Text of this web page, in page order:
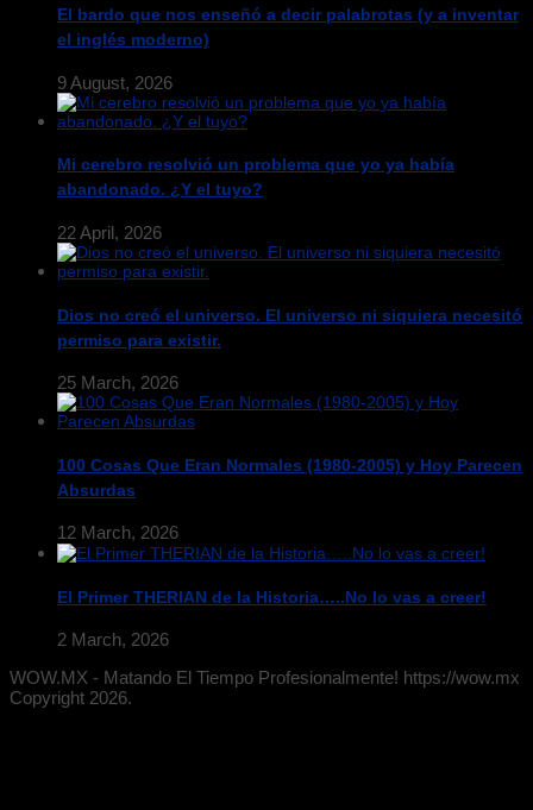
El bardo que nos enseñó a decir palabrotas (y a inventar
el inglés moderno)
9 August, 2026
Mi cerebro resolvió un problema que yo ya había
abandonado. ¿Y el tuyo?
22 April, 2026
Dios no creó el universo. El universo ni siquiera necesitó
permiso para existir.
25 March, 2026
100 Cosas Que Eran Normales (1980-2005) y Hoy Parecen
Absurdas
12 March, 2026
El Primer THERIAN de la Historia…..No lo vas a creer!
2 March, 2026
WOW.MX - Matando El Tiempo Profesionalmente! https://wow.mx
Copyright 2026.